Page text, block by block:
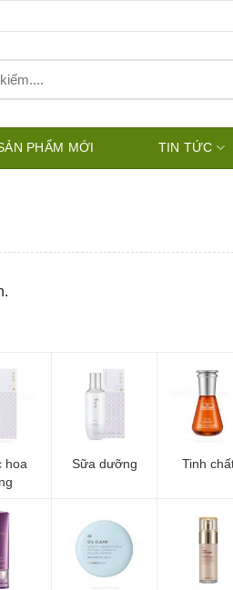
PHẨM MỚI TIN TỨC
hoa
Sữa dưỡng Tinh